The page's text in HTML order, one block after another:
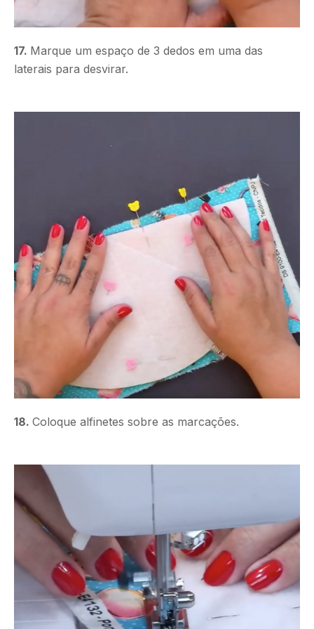
17. Marque um espaço de 3 dedos em uma das
laterais para desvirar.
18. Coloque alfinetes sobre as marcações.